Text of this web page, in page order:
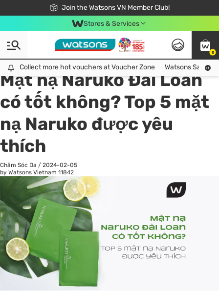
Join the Watsons VN Member Club!
Free Shipping For Order From 249,000Đ
24h Fast delivery in Hồ Chí Minh City
Stores & Services
0
Collect more hot vouchers at Voucher Zone
Collect more hot vouchers at Voucher Zone Watsons Safety
All
Chăm Sóc Cá Nhân
Mặt nạ Naruko Đài Loan
có tốt không? Top 5 mặt
nạ Naruko được yêu
thích
Chăm Sóc Da / 2024-02-05
by Watsons Vietnam 11842